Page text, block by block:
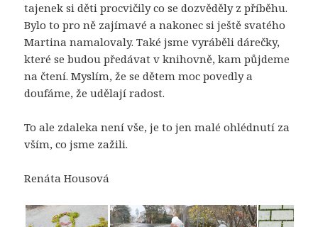
tajenek si děti procvičily co se dozvěděly z příběhu.
Bylo to pro ně zajímavé a nakonec si ještě svatého
Martina namalovaly. Také jsme vyráběli dárečky,
které se budou předávat v knihovně, kam půjdeme
na čtení. Myslím, že se dětem moc povedly a
doufáme, že udělají radost.
To ale zdaleka není vše, je to jen malé ohlédnutí za
vším, co jsme zažili.
Renáta Housová